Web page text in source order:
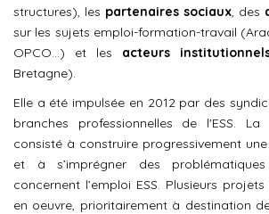
structures), les partenaires sociaux, des
sur les sujets emploi-formation-travail
OPCO...) et les acteurs
Bretagne).
Elle a été impulsée en 2012 par des
branches professionnelles de l'ESS.
consisté à construire progressivement une
et à s’imprégner des
concernent l’emploi ESS. Plusieurs
en oeuvre, prioritairement à destination